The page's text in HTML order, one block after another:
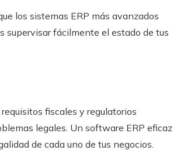
los sistemas ERP más avanzados
supervisar fácilmente el estado de tus
fiscales y regulatorios
legales. Un software ERP eficaz
de cada uno de tus negocios.